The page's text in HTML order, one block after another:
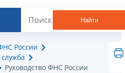
Найти
России
Руководство ФНС России